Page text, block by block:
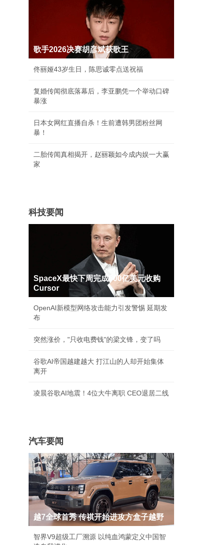
歌手2026决赛胡彦斌获歌王
佟丽娅43岁生日，陈思诚零点送祝福
复婚传闻彻底落幕后，李亚鹏凭一个举动口碑
暴涨
日本女网红直播自杀！生前遭韩男团粉丝网
暴！
二胎传闻真相揭开，赵丽颖如今成内娱一大赢
家
科技要闻
SpaceX最快下周完成600亿美元收购
Cursor
OpenAI新模型网络攻击能力引发警惕 延期发
布
突然涨价，"只收电费钱"的梁文锋，变了吗
谷歌AI帝国越建越大 打江山的人却开始集体
离开
凌晨谷歌AI地震！4位大牛离职 CEO退居二线
汽车要闻
越7全球首秀 传祺开始进攻方盒子越野
智界V9超级工厂溯源 以纯血鸿蒙定义中国智